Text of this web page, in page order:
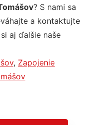
? S nami sa
a kontaktujte
aj ďalšie naše
, Zapojenie